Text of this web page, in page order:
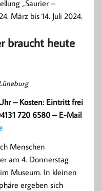
„Saurier –
März bis 14. Juli 2024.
braucht heute
– Kosten: Eintritt frei
720 6580 – E-Mail
Menschen
am 4. Donnerstag
Museum. In kleinen
ergeben sich